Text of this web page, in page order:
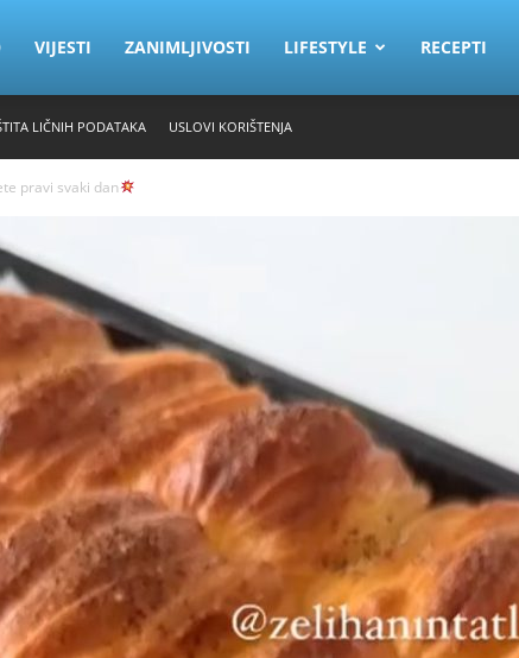
VIJESTI ZANIMLJIVOSTI LIFESTYLE RECEPTI
LIČNIH PODATAKA USLOVI KORIŠTENJA
pravi svaki dan